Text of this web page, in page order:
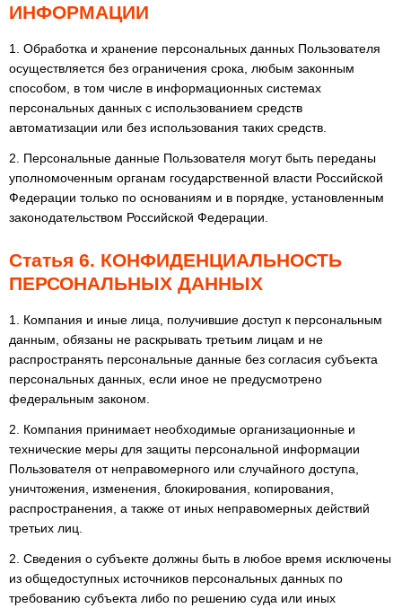
ИНФОРМАЦИИ
1. Обработка и хранение персональных данных Пользователя
осуществляется без ограничения срока, любым законным
способом, в том числе в информационных системах
персональных данных с использованием средств
автоматизации или без использования таких средств.
2. Персональные данные Пользователя могут быть переданы
уполномоченным органам государственной власти Российской
Федерации только по основаниям и в порядке, установленным
законодательством Российской Федерации.
Статья 6. КОНФИДЕНЦИАЛЬНОСТЬ
ПЕРСОНАЛЬНЫХ ДАННЫХ
1. Компания и иные лица, получившие доступ к персональным
данным, обязаны не раскрывать третьим лицам и не
распространять персональные данные без согласия субъекта
персональных данных, если иное не предусмотрено
федеральным законом.
2. Компания принимает необходимые организационные и
технические меры для защиты персональной информации
Пользователя от неправомерного или случайного доступа,
уничтожения, изменения, блокирования, копирования,
распространения, а также от иных неправомерных действий
третьих лиц.
2. Сведения о субъекте должны быть в любое время исключены
из общедоступных источников персональных данных по
требованию субъекта либо по решению суда или иных